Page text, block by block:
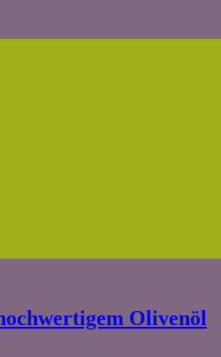
Olivenöl